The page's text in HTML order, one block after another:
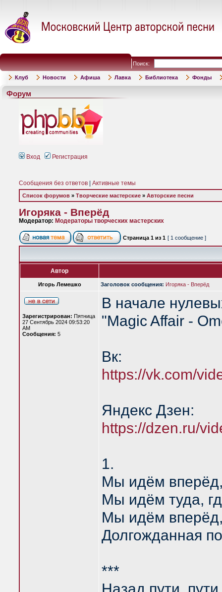
Поиск:
Клуб Новости Афиша Лавка Библиотека Фонды
Форум
Вход Регистрация
Сообщения без ответов Активные темы
Список форумов » Творческие мастерские » Авторские песни
Игоряка - Вперёд
Модератор: Модераторы творческих мастерских
Страница 1 из 1 [ 1 сообщение ]
Автор
Игорь Лемешко Заголовок сообщения: Игоряка - Вперёд
Зарегистрирован: Пятница
27 Сентябрь 2024 09:53:20
AM
Сообщения: 5
В начале
"Magic Affair -
Вк:
https://vk.com/
Яндекс Дзен:
https://dzen.ru/
1.
Мы идём
Мы идём туда,
Мы идём
Долгожданная
***
Назад пути,